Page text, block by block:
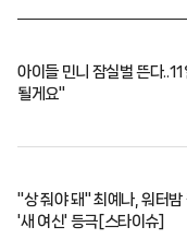
아이들 민니 잠실벌 뜬다
될게요"
"상 줘야 돼" 최예나, 워터밤
'새 여신' 등극[스타이슈]